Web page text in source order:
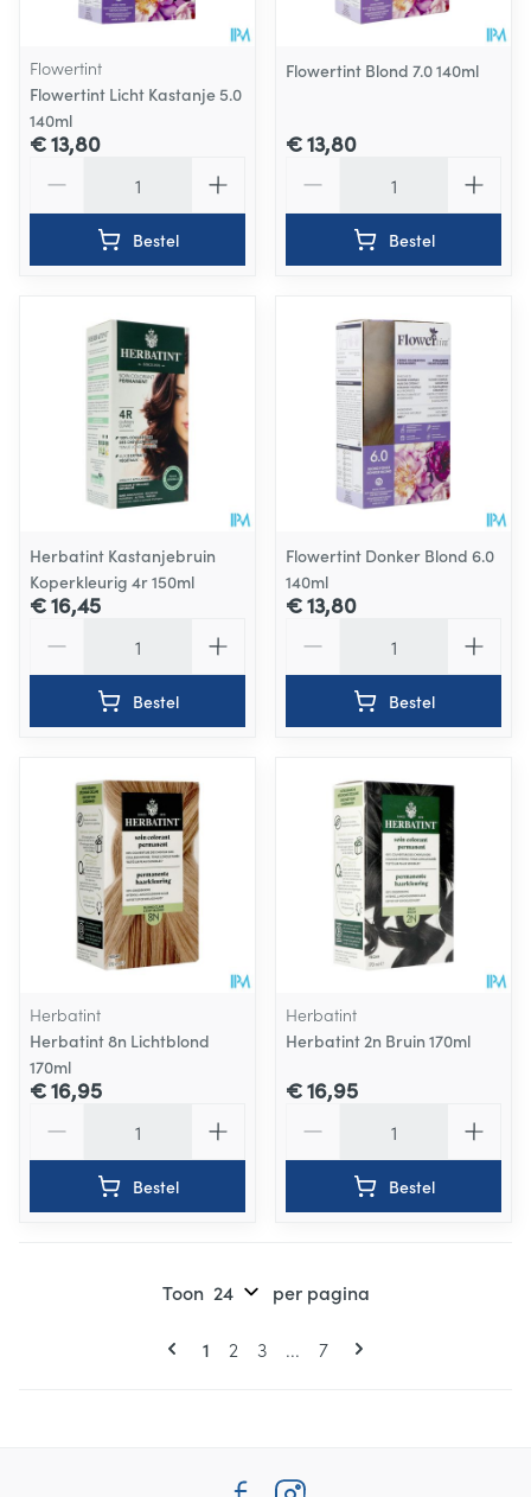
Flowertint
Flowertint Licht Kastanje 5.0
140ml
€ 13,80
Bestel
Flowertint Blond 7.0 140ml
€ 13,80
Bestel
Herbatint Kastanjebruin
Koperkleurig 4r 150ml
€ 16,45
Bestel
Flowertint Donker Blond 6.0
140ml
€ 13,80
Bestel
Herbatint
Herbatint 8n Lichtblond
170ml
€ 16,95
Bestel
Herbatint
Herbatint 2n Bruin 170ml
€ 16,95
Bestel
Pagina's
U lees momenteel pagina
1 Pagina
2 Pagina
3 ... Pagina
7
Toon per pagina